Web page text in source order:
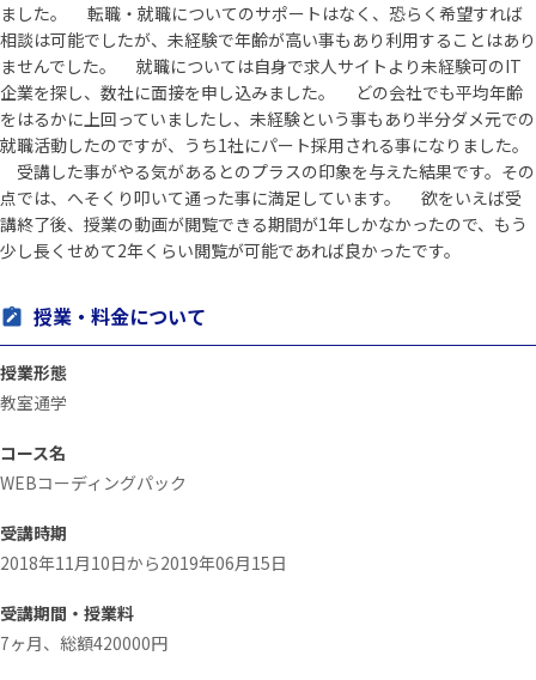
ました。 転職・就職についてのサポートはなく、恐らく希望すれば
相談は可能でしたが、未経験で年齢が高い事もあり利用することはあり
ませんでした。 就職については自身で求人サイトより未経験可のIT
企業を探し、数社に面接を申し込みました。 どの会社でも平均年齢
をはるかに上回っていましたし、未経験という事もあり半分ダメ元での
就職活動したのですが、うち1社にパート採用される事になりました。
受講した事がやる気があるとのプラスの印象を与えた結果です。その
点では、へそくり叩いて通った事に満足しています。 欲をいえば受
講終了後、授業の動画が閲覧できる期間が1年しかなかったので、もう
少し長くせめて2年くらい閲覧が可能であれば良かったです。
授業・料金について
授業形態
教室通学
コース名
WEBコーディングパック
受講時期
2018年11月10日から2019年06月15日
受講期間・授業料
7ヶ月、総額420000円